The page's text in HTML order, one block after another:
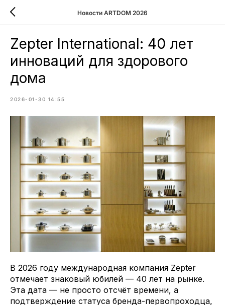
Новости ARTDOM 2026
Zepter International: 40 лет
инноваций для здорового
дома
2026-01-30 14:55
В 2026 году международная компания Zepter
отмечает знаковый юбилей — 40 лет на рынке.
Эта дата — не просто отсчёт времени, а
подтверждение статуса бренда-первопроходца,